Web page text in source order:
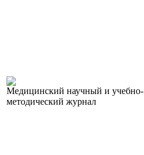
Медицинский научный и учебно-
методический журнал